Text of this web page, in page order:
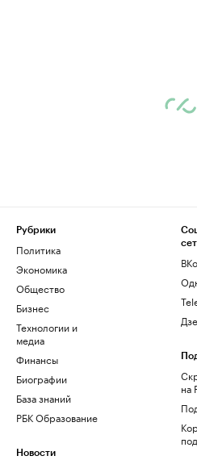
Рубрики
Политика
Экономика
Общество
Бизнес
Технологии и
медиа
Финансы
Биографии
База знаний
РБК Образование
Новости
на